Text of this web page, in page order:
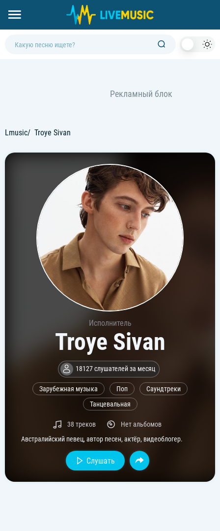
Lmusic Troye Sivan
Исполнитель
Troye Sivan
18127 слушателей за месяц
Зарубежная музыка Поп
Саундтреки
Танцевальная
38 треков
Нет альбомов
Австралийский певец, автор песен, актёр, видеоблогер.
Слушать